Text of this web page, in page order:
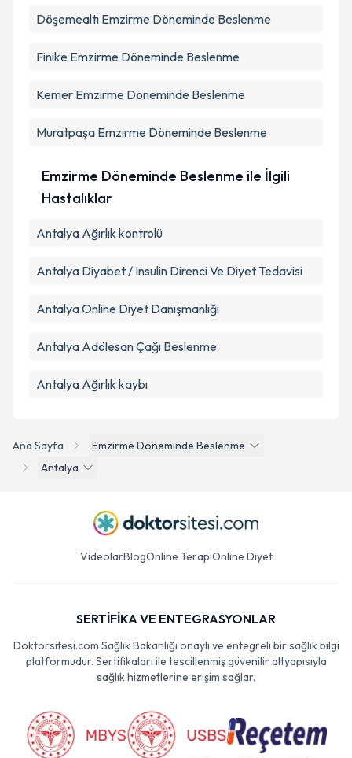
Ana Sayfa
Emzirme Doneminde Beslenme
Antalya
Döşemealtı Emzirme Döneminde Beslenme
Finike Emzirme Döneminde Beslenme
Kemer Emzirme Döneminde Beslenme
Muratpaşa Emzirme Döneminde Beslenme
Emzirme Döneminde Beslenme ile İlgili
Hastalıklar
Antalya Ağırlık kontrolü
Antalya Diyabet / Insulin Direnci Ve Diyet Tedavisi
Antalya Online Diyet Danışmanlığı
Antalya Adölesan Çağı Beslenme
Antalya Ağırlık kaybı
VideolarBlogOnline TerapiOnline Diyet
SERTİFİKA VE ENTEGRASYONLAR
Doktorsitesi.com Sağlık Bakanlığı onaylı ve entegreli bir sağlık bilgi
platformudur. Sertifikaları ile tescillenmiş güvenilir altyapısıyla
sağlık hizmetlerine erişim sağlar.